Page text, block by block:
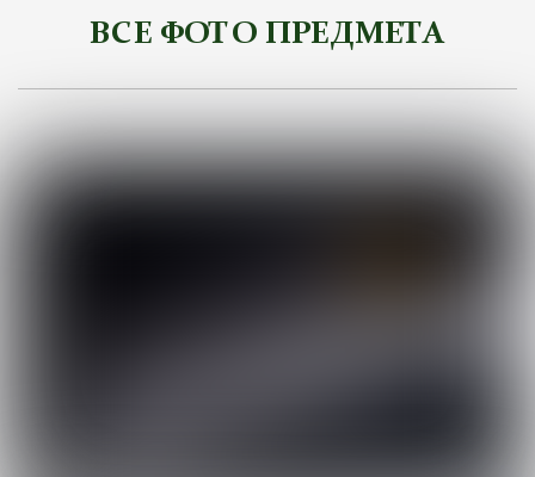
ВСЕ ФОТО ПРЕДМЕТА